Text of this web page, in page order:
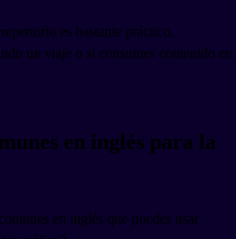
es bastante práctico,
un viaje o si consumes contenido en
en inglés para la
en inglés que puedes usar